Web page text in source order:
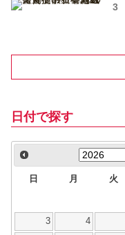
日付で探す
日 月 火
3 4